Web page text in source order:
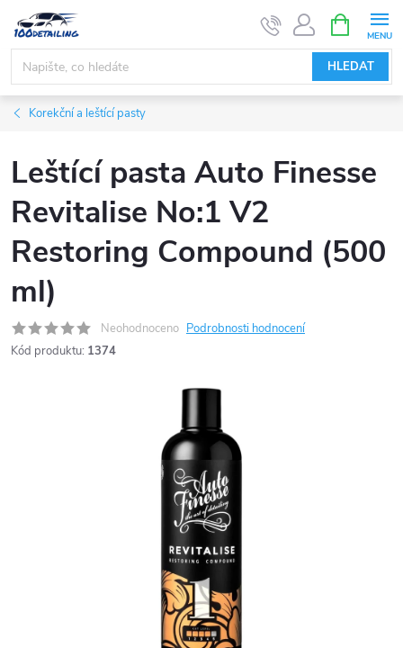
obsah
HLEDAT
NÁKUPNÍ
KOŠÍK
Korekční a leštící pasty
Leštící pasta Auto Finesse
Revitalise No:1 V2
Restoring Compound (500
ml)
Neohodnoceno Podrobnosti hodnocení
Kód produktu: 1374